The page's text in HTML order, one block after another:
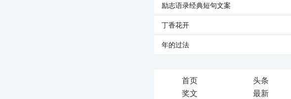
励志语录经典短句文案
丁香花开
年的过法
首页 头条
奖文
最新